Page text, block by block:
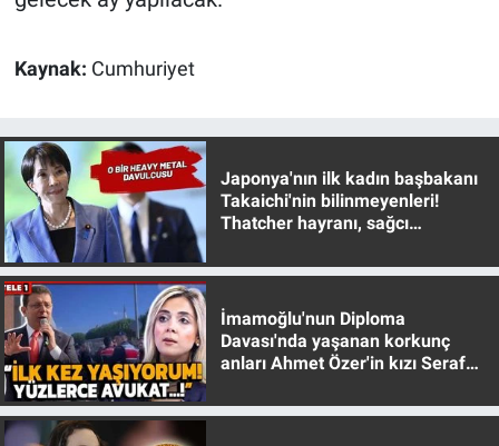
Kaynak: Cumhuriyet
Japonya'nın ilk kadın başbakanı
Takaichi'nin bilinmeyenleri!
Thatcher hayranı, sağcı
İmamoğlu'nun Diploma
Davası'nda yaşanan korkunç
anları Ahmet Özer'in kızı Seraf